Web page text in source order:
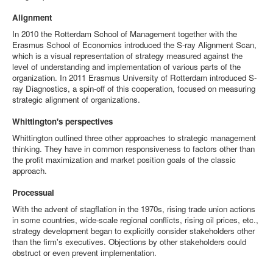
Alignment
In 2010 the Rotterdam School of Management together with the
Erasmus School of Economics introduced the S-ray Alignment Scan,
which is a visual representation of strategy measured against the
level of understanding and implementation of various parts of the
organization. In 2011 Erasmus University of Rotterdam introduced S-
ray Diagnostics, a spin-off of this cooperation, focused on measuring
strategic alignment of organizations.
Whittington's perspectives
Whittington outlined three other approaches to strategic management
thinking. They have in common responsiveness to factors other than
the profit maximization and market position goals of the classic
approach.
Processual
With the advent of stagflation in the 1970s, rising trade union actions
in some countries, wide-scale regional conflicts, rising oil prices, etc.,
strategy development began to explicitly consider stakeholders other
than the firm's executives. Objections by other stakeholders could
obstruct or even prevent implementation.